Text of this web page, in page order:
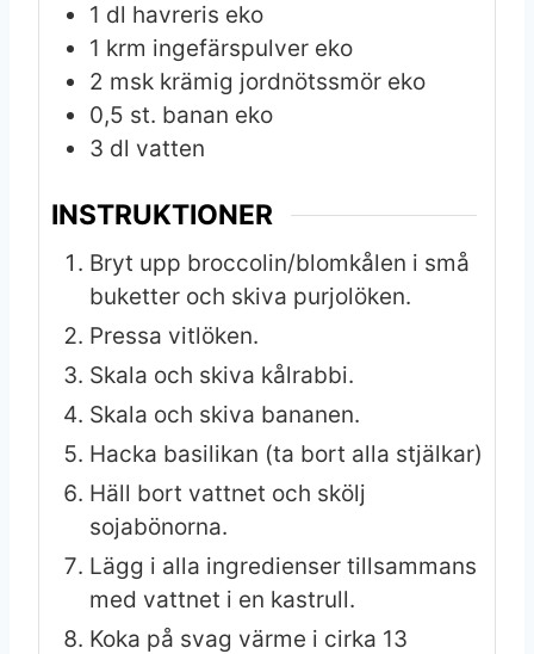
1 dl havreris eko
1 krm ingefärspulver eko
2 msk krämig jordnötssmör eko
0,5 st. banan eko
3 dl vatten
INSTRUKTIONER
Bryt upp broccolin/blomkålen i små
buketter och skiva purjolöken.
Pressa vitlöken.
Skala och skiva kålrabbi.
Skala och skiva bananen.
Hacka basilikan (ta bort alla stjälkar)
Häll bort vattnet och skölj
sojabönorna.
Lägg i alla ingredienser tillsammans
med vattnet i en kastrull.
Koka på svag värme i cirka 13